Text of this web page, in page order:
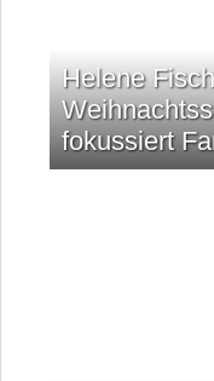
Helene
fokussiert